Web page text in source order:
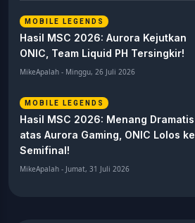
MOBILE LEGENDS
Hasil MSC 2026: Aurora Kejutkan
ONIC, Team Liquid PH Tersingkir!
MikeApalah - Minggu, 26 Juli 2026
MOBILE LEGENDS
Hasil MSC 2026: Menang Dramatis
atas Aurora Gaming, ONIC Lolos ke
Semifinal!
MikeApalah - Jumat, 31 Juli 2026